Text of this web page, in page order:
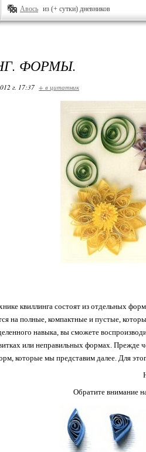
Авось из (+ сутки) дневников
ФОРМЫ.
г. 17:37 + в цитатник
квиллинга состоят из отдельных
на полные, компактные и пустые,
навыка, вы сможете
или неправильных формах. Прежде
которые мы представим далее. Для
Обратите внимание